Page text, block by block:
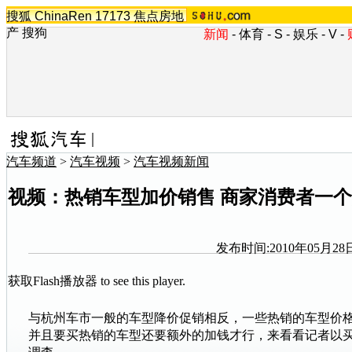
搜狐 ChinaRen 17173 焦点房地
产 搜狗 新闻 - 体育 - S - 娱乐 - V -
汽车频道 > 汽车视频 > 汽车视频新闻
视频：热销车型加价销售 商家消费者一
发布时间:2010年05月28
获取Flash播放器 to see this player.
与杭州车市一般的车型降价促销相反，一些热销的车型价
并且要买热销的车型还要额外的加钱才行，来看看记者以